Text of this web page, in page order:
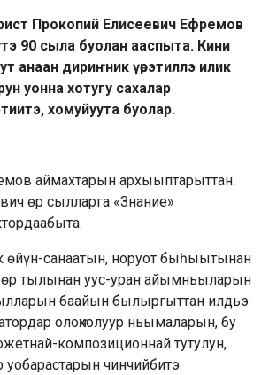
Прокопий Елисеевич Ефремов
90 сыла буолан ааспыта. Кини
анаан дириҥник үөрэтиллэ илик
уонна хотугу сахалар
хомуйуута буолар.
аймахтарын архыыптарыттан.
өр сылларга «Знание»
өйүн-санаатын, норуот быһыытынан
тылынан уус-уран айымньыларын
баайын былыргыттан илдьэ
олоҥхолуур ньымаларын, бу
композиционнай тутулун,
уобарастарын чинчийбитэ.